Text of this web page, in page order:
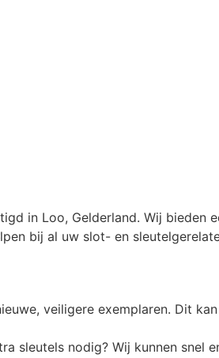
in Loo, Gelderland. Wij
bij al uw slot- en
veiligere exemplaren. Dit
sleutels nodig? Wij kunnen snel